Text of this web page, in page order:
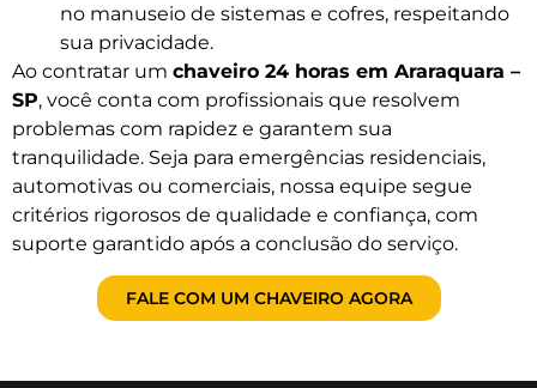
no manuseio de sistemas e cofres, respeitando
sua privacidade.
Ao contratar um chaveiro 24 horas em Araraquara –
SP, você conta com profissionais que resolvem
problemas com rapidez e garantem sua
tranquilidade. Seja para emergências residenciais,
automotivas ou comerciais, nossa equipe segue
critérios rigorosos de qualidade e confiança, com
suporte garantido após a conclusão do serviço.
FALE COM UM CHAVEIRO AGORA